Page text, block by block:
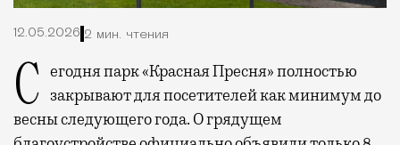
12.05.2026 2 мин. чтения
Сегодня парк «Красная Пресня» полностью закрывают для посетителей как минимум до
весны следующего года. О грядущем